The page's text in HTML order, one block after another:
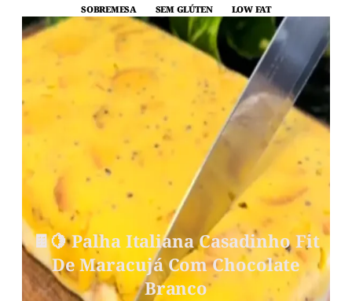
SOBREMESA
SEM GLÚTEN LOW FAT
🍫🍋 Palha Italiana Casadinho Fit
De Maracujá Com Chocolate
Branco